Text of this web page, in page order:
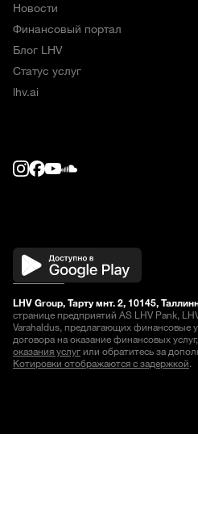
Новости
Финансовый портал
Блог LHV
Статус услуг
lhv.ai
LHV Group, Тарту мнт. 2, 10145,
странице предприятий AS LHV Pank,
Varahaldus, предлагающих финансовые
договора на оказание финансовых
оказания услугили обратитесь за
Котировки отображаются с задержкой.